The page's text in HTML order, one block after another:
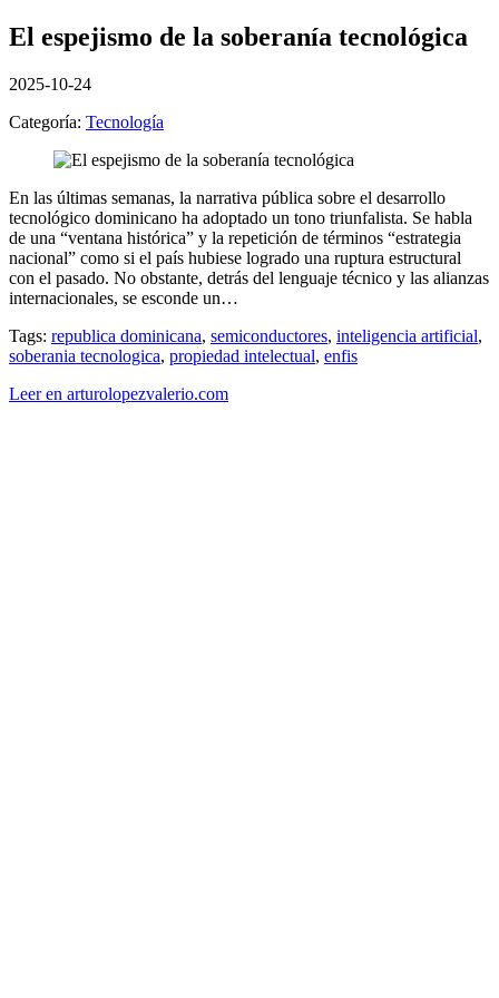
El espejismo de la soberanía tecnológica
2025-10-24
Categoría: Tecnología
En las últimas semanas, la narrativa pública sobre el desarrollo
tecnológico dominicano ha adoptado un tono triunfalista. Se habla
de una “ventana histórica” y la repetición de términos “estrategia
nacional” como si el país hubiese logrado una ruptura estructural
con el pasado. No obstante, detrás del lenguaje técnico y las alianzas
internacionales, se esconde un…
Tags: republica dominicana, semiconductores, inteligencia artificial,
soberania tecnologica, propiedad intelectual, enfis
Leer en arturolopezvalerio.com